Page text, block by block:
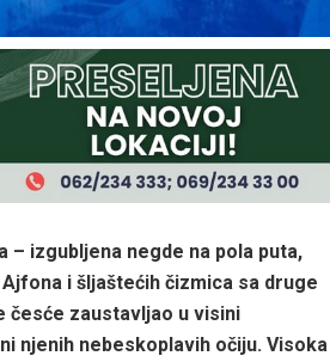
– izgubljena negde na pola puta,
i šljaštećih čizmica sa druge
česće zaustavljao u visini
njenih nebeskoplavih očiju. Visoka